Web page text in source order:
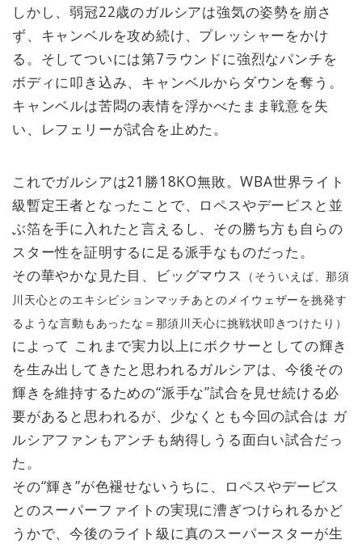
しかし、弱冠22歳のガルシアは強気の姿勢を崩さ
ず、キャンベルを攻め続け、プレッシャーをかけ
る。そしてついには第7ラウンドに強烈なパンチを
ボディに叩き込み、キャンベルからダウンを奪う。
キャンベルは苦悶の表情を浮かべたまま戦意を失
い、レフェリーが試合を止めた。
これでガルシアは21勝18KO無敗。WBA世界ライト
級暫定王者となったことで、ロペスやデービスと並
ぶ箔を手に入れたと言えるし、その勝ち方も自らの
スター性を証明するに足る派手なものだった。
その華やかな見た目、ビッグマウス
（そういえば、那須
川天心とのエキシビションマッチあとのメイウェザーを挑発す
るような言動もあったな＝那須川天心に挑戦状叩きつけたり）
によって これまで実力以上にボクサーとしての輝き
を生み出してきたと思われるガルシアは、今後その
輝きを維持するための“派手な”試合を見せ続ける必
要があると思われるが、少なくとも今回の試合は ガ
ルシアファンもアンチも納得しうる面白い試合だっ
た。
その“輝き”が色褪せないうちに、ロペスやデービス
とのスーパーファイトの実現に漕ぎつけられるかど
うかで、今後のライト級に真のスーパースターが生